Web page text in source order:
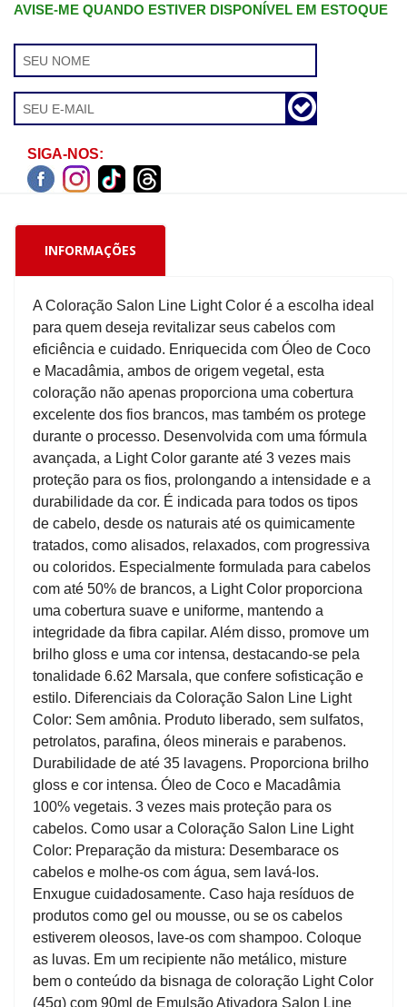
AVISE-ME QUANDO ESTIVER DISPONÍVEL EM ESTOQUE
SIGA-NOS:
INFORMAÇÕES
A Coloração Salon Line Light Color é a escolha ideal
para quem deseja revitalizar seus cabelos com
eficiência e cuidado. Enriquecida com Óleo de Coco
e Macadâmia, ambos de origem vegetal, esta
coloração não apenas proporciona uma cobertura
excelente dos fios brancos, mas também os protege
durante o processo. Desenvolvida com uma fórmula
avançada, a Light Color garante até 3 vezes mais
proteção para os fios, prolongando a intensidade e a
durabilidade da cor. É indicada para todos os tipos
de cabelo, desde os naturais até os quimicamente
tratados, como alisados, relaxados, com progressiva
ou coloridos. Especialmente formulada para cabelos
com até 50% de brancos, a Light Color proporciona
uma cobertura suave e uniforme, mantendo a
integridade da fibra capilar. Além disso, promove um
brilho gloss e uma cor intensa, destacando-se pela
tonalidade 6.62 Marsala, que confere sofisticação e
estilo. Diferenciais da Coloração Salon Line Light
Color: Sem amônia. Produto liberado, sem sulfatos,
petrolatos, parafina, óleos minerais e parabenos.
Durabilidade de até 35 lavagens. Proporciona brilho
gloss e cor intensa. Óleo de Coco e Macadâmia
100% vegetais. 3 vezes mais proteção para os
cabelos. Como usar a Coloração Salon Line Light
Color: Preparação da mistura: Desembarace os
cabelos e molhe-os com água, sem lavá-los.
Enxugue cuidadosamente. Caso haja resíduos de
produtos como gel ou mousse, ou se os cabelos
estiverem oleosos, lave-os com shampoo. Coloque
as luvas. Em um recipiente não metálico, misture
bem o conteúdo da bisnaga de coloração Light Color
(45g) com 90ml de Emulsão Ativadora Salon Line